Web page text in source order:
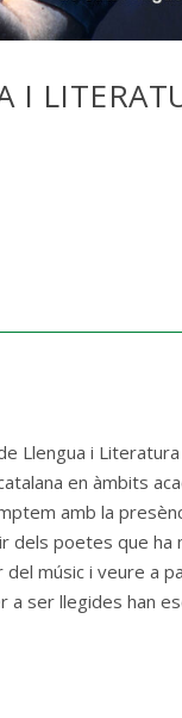
I
Llengua i Literatura
en àmbits
amb la
dels poetes que ha
músic i veure a
a ser llegides han